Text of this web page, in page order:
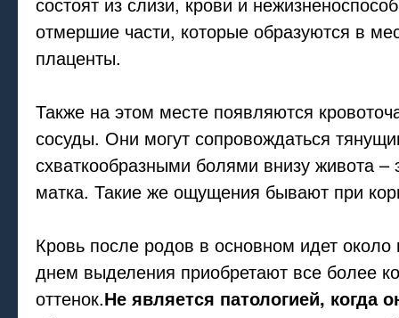
отмершие части, которые образуются в
плаценты.
Также на этом месте появляются
сосуды. Они могут сопровождаться
схваткообразными болями внизу живота –
матка. Такие же ощущения бывают при
Кровь после родов в основном идет
днем выделения приобретают все более
оттенок.Не является патологией, когда